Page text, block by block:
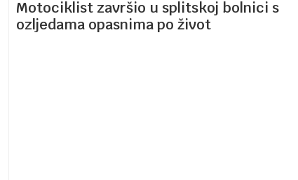
Motociklist završio u splitskoj bolnici s
ozljedama opasnima po život